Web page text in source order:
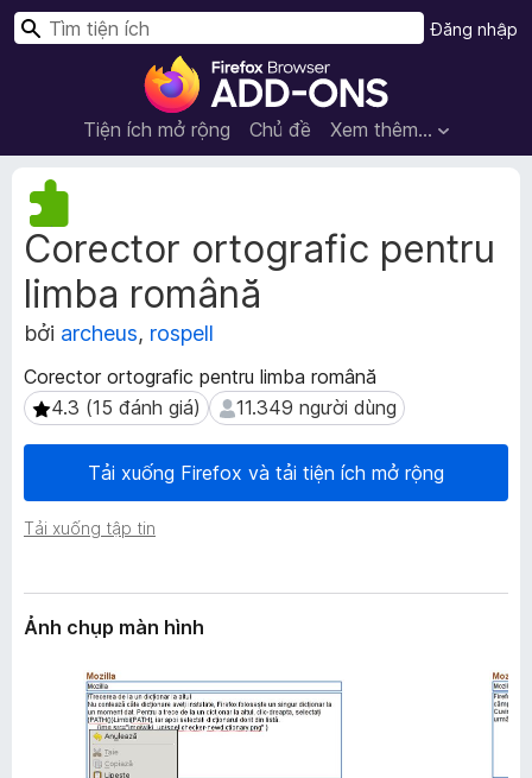
T
ệ
n
h
t
h
d
u
y
ệ
o
x
Tiện ích mở rộng Chủ đề Xem thêm…
Đăng nhập
T
Corector ortografic pentru
limba română
bởi archeus, rospell
Corector ortografic pentru limba română
4.3 (15 đánh giá)
4.3 (15 đánh giá) 11.349 người dùng
11.349 người dùng
Tải xuống Firefox và tải tiện ích mở rộng
Tải xuống tập tin
S
ê
u
d
ữ
l
i
ệ
u
m
n
Ảnh chụp màn hình